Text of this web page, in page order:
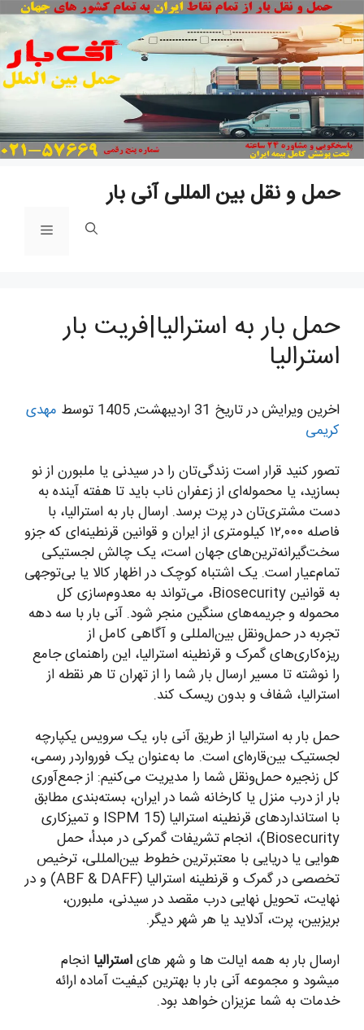
حمل و نقل بین المللی آنی بار
فهرست
حمل بار به استرالیا|فریت بار
استرالیا
اخرین ویرایش در تاریخ 31 اردیبهشت, 1405 توسط
مهدی
کریمی
تصور کنید قرار است زندگی‌تان را در سیدنی یا ملبورن از نو
بسازید، یا محموله‌ای از زعفران ناب باید تا هفته آینده به
دست مشتری‌تان در پرت برسد. ارسال بار به استرالیا، با
فاصله ۱۲,۰۰۰ کیلومتری از ایران و قوانین قرنطینه‌ای که جزو
سخت‌گیرانه‌ترین‌های جهان است، یک چالش لجستیکی
تمام‌عیار است. یک اشتباه کوچک در اظهار کالا یا بی‌توجهی
به قوانین Biosecurity، می‌تواند به معدوم‌سازی کل
محموله و جریمه‌های سنگین منجر شود. آنی بار با سه دهه
تجربه در حمل‌ونقل بین‌المللی و آگاهی کامل از
ریزه‌کاری‌های گمرک و قرنطینه استرالیا، این راهنمای جامع
را نوشته تا مسیر ارسال بار شما را از تهران تا هر نقطه از
استرالیا، شفاف و بدون ریسک کند.
حمل بار به استرالیا از طریق آنی بار، یک سرویس یکپارچه
لجستیک بین‌قاره‌ای است. ما به‌عنوان یک فورواردر رسمی،
کل زنجیره حمل‌ونقل شما را مدیریت می‌کنیم: از جمع‌آوری
بار از درب منزل یا کارخانه شما در ایران، بسته‌بندی مطابق
با استانداردهای قرنطینه استرالیا (ISPM 15 و تمیزکاری
Biosecurity)، انجام تشریفات گمرکی در مبدأ، حمل
هوایی یا دریایی با معتبرترین خطوط بین‌المللی، ترخیص
تخصصی در گمرک و قرنطینه استرالیا (ABF & DAFF) و در
نهایت، تحویل نهایی درب مقصد در سیدنی، ملبورن،
بریزبین، پرت، آدلاید یا هر شهر دیگر.
ارسال بار به همه ایالت ها و شهر هایاسترالیا انجام
میشود و مجموعه آنی بار با بهترین کیفیت آماده ارائه
خدمات به شما عزیزان خواهد بود.